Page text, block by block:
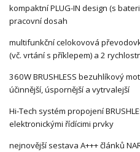
kompaktní PLUG-IN design (s
pracovní dosah
multifunkční celokovová
(vč. vrtání s příklepem) a 2
360W BRUSHLESS bezuhlíkový
účinnější, úspornější a vytrvalejší
Hi-Tech systém propojení
elektronickými řídícimi prvky
nejnovější sestava A+++ článků